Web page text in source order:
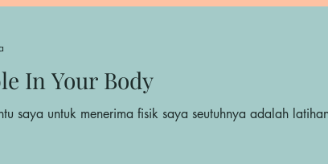
In Your Body
saya untuk menerima fisik saya seutuhnya adalah